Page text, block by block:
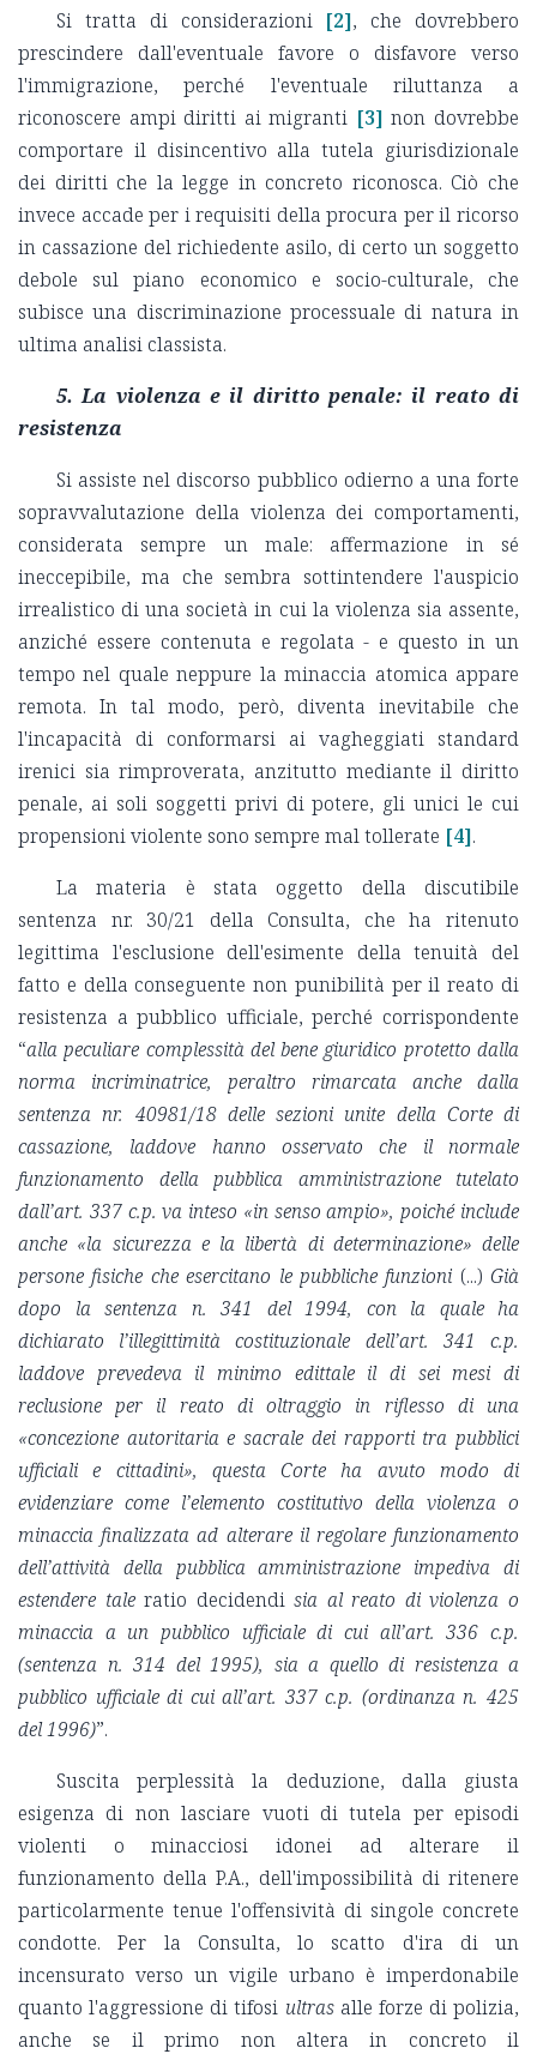
Si tratta di considerazioni [2], che dovrebbero
prescindere dall'eventuale favore o disfavore verso
l'immigrazione, perché l'eventuale riluttanza a
riconoscere ampi diritti ai migranti [3] non dovrebbe
comportare il disincentivo alla tutela giurisdizionale
dei diritti che la legge in concreto riconosca. Ciò che
invece accade per i requisiti della procura per il ricorso
in cassazione del richiedente asilo, di certo un soggetto
debole sul piano economico e socio-culturale, che
subisce una discriminazione processuale di natura in
ultima analisi classista.
5.La violenza e il diritto penale: il reato di
resistenza
Si assiste nel discorso pubblico odierno a una forte
sopravvalutazione della violenza dei comportamenti,
considerata sempre un male: affermazione in sé
ineccepibile, ma che sembra sottintendere l'auspicio
irrealistico di una società in cui la violenza sia assente,
anziché essere contenuta e regolata - e questo in un
tempo nel quale neppure la minaccia atomica appare
remota. In tal modo, però, diventa inevitabile che
l'incapacità di conformarsi ai vagheggiati standard
irenici sia rimproverata, anzitutto mediante il diritto
penale, ai soli soggetti privi di potere, gli unici le cui
propensioni violente sono sempre mal tollerate [4].
La materia è stata oggetto della discutibile
sentenza nr. 30/21 della Consulta, che ha ritenuto
legittima l'esclusione dell'esimente della tenuità del
fatto e della conseguente non punibilità per il reato di
resistenza a pubblico ufficiale, perché corrispondente
“alla peculiare complessità del bene giuridico protetto dalla
norma incriminatrice, peraltro rimarcata anche dalla
sentenza nr. 40981/18 delle sezioni unite della Corte di
cassazione, laddove hanno osservato che il normale
funzionamento della pubblica amministrazione tutelato
dall’art. 337 c.p. va inteso «in senso ampio», poiché include
anche «la sicurezza e la libertà di determinazione» delle
persone fisiche che esercitano le pubbliche funzioni (...) Già
dopo la sentenza n. 341 del 1994, con la quale ha
dichiarato l’illegittimità costituzionale dell’art. 341 c.p.
laddove prevedeva il minimo edittale il di sei mesi di
reclusione per il reato di oltraggio in riflesso di una
«concezione autoritaria e sacrale dei rapporti tra pubblici
ufficiali e cittadini», questa Corte ha avuto modo di
evidenziare come l’elemento costitutivo della violenza o
minaccia finalizzata ad alterare il regolare funzionamento
dell’attività della pubblica amministrazione impediva di
estendere taleratio decidendisia al reato di violenza o
minaccia a un pubblico ufficiale di cui all’art. 336 c.p.
(sentenza n. 314 del 1995), sia a quello di resistenza a
pubblico ufficiale di cui all’art. 337 c.p. (ordinanza n. 425
del 1996)”.
Suscita perplessità la deduzione, dalla giusta
esigenza di non lasciare vuoti di tutela per episodi
violenti o minacciosi idonei ad alterare il
funzionamento della P.A., dell'impossibilità di ritenere
particolarmente tenue l'offensività di singole concrete
condotte. Per la Consulta, lo scatto d'ira di un
incensurato verso un vigile urbano è imperdonabile
quanto l'aggressione di tifosi ultrasalle forze di polizia,
anche se il primo non altera in concreto il